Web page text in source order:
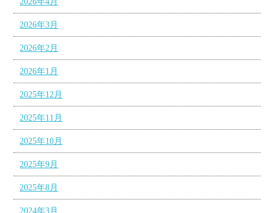
2026年3月
2026年2月
2026年1月
2025年12月
2025年11月
2025年10月
2025年9月
2025年8月
2024年3月